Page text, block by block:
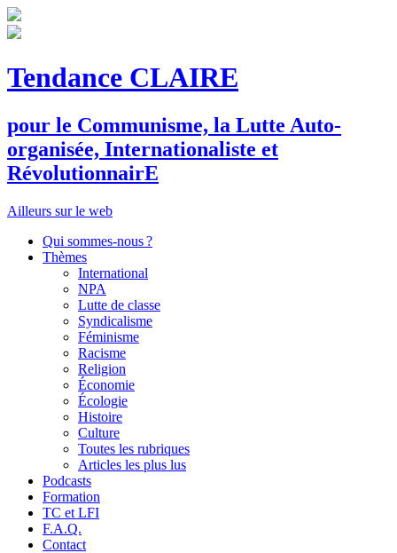
Tendance CLAIRE
pour le Communisme, la Lutte Auto-
organisée, Internationaliste et
RévolutionnairE
Ailleurs sur le web
Qui sommes-nous ?
Thèmes
International
NPA
Lutte de classe
Syndicalisme
Féminisme
Racisme
Religion
Économie
Écologie
Histoire
Culture
Toutes les rubriques
Articles les plus lus
Podcasts
Formation
TC et LFI
F.A.Q.
Contact